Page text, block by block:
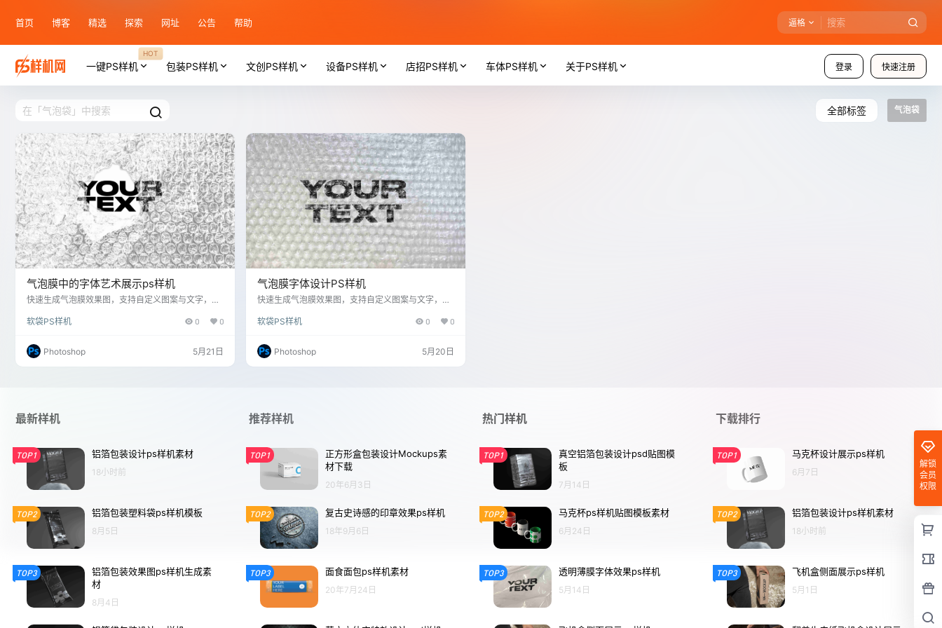
首页 博客 精选 探索 网址 公告 帮助 逼格
登录 快速注册
一键PS样机
HOT
包装PS样机 文创PS样机 设备PS样机 店招PS样机 车体PS样机 关于PS样机
全部标签 气泡袋
气泡膜中的字体艺术展示ps样机
快速生成气泡膜效果图，支持自定义图案与文字，适
软袋PS样机
0 0
Photoshop 5月21日
气泡膜字体设计PS样机
快速生成气泡膜效果图，支持自定义图案与文字，适
软袋PS样机
0 0
Photoshop 5月20日
解锁
会员
权限
最新样机
TOP1 铝箔包装设计ps样机素材
18小时前
TOP2 铝箔包装塑料袋ps样机模板
8月5日
TOP3
铝箔包装效果图ps样机生成素
材
8月4日
推荐样机
TOP1
正方形盒包装设计Mockups素
材下载
20年6月3日
TOP2 复古史诗感的印章效果ps样机
18年9月6日
TOP3 面食面包ps样机素材
20年7月24日
热门样机
TOP1
真空铝箔包装设计psd贴图模
板
7月14日
TOP2 马克杯ps样机贴图模板素材
6月24日
TOP3 透明薄膜字体效果ps样机
5月14日
下载排行
TOP1 马克杯设计展示ps样机
6月7日
TOP2 铝箔包装设计ps样机素材
18小时前
TOP3 飞机盒侧面展示ps样机
5月1日